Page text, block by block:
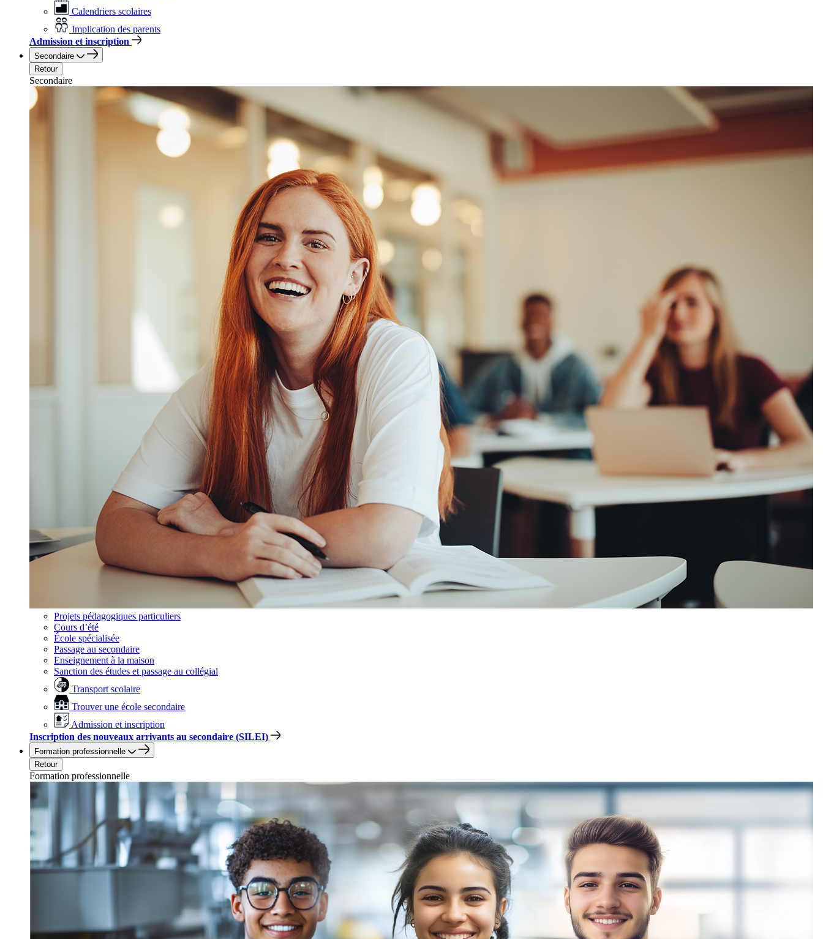
Calendriers scolaires
Implication des parents
Admission et inscription
Secondaire
Retour
Secondaire
Projets pédagogiques particuliers
Cours d’été
École spécialisée
Passage au secondaire
Enseignement à la maison
Sanction des études et passage au collégial
Transport scolaire
Trouver une école secondaire
Admission et inscription
Inscription des nouveaux arrivants au secondaire (SILEI)
Formation professionnelle
Retour
Formation professionnelle